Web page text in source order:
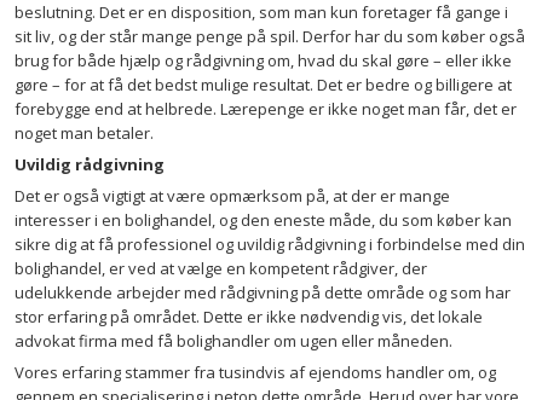
beslutning. Det er en disposition, som man kun foretager få gange i
sit liv, og der står mange penge på spil. Derfor har du som køber også
brug for både hjælp og rådgivning om, hvad du skal gøre – eller ikke
gøre – for at få det bedst mulige resultat. Det er bedre og billigere at
forebygge end at helbrede. Lærepenge er ikke noget man får, det er
noget man betaler.
Uvildig rådgivning
Det er også vigtigt at være opmærksom på, at der er mange
interesser i en bolighandel, og den eneste måde, du som køber kan
sikre dig at få professionel og uvildig rådgivning i forbindelse med din
bolighandel, er ved at vælge en kompetent rådgiver, der
udelukkende arbejder med rådgivning på dette område og som har
stor erfaring på området. Dette er ikke nødvendig vis, det lokale
advokat firma med få bolighandler om ugen eller måneden.
Vores erfaring stammer fra tusindvis af ejendoms handler om, og